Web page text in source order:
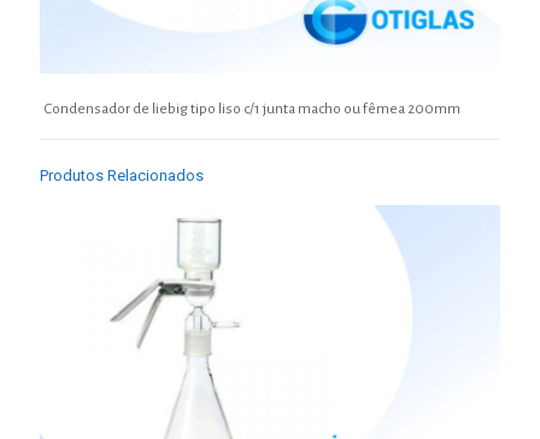
Condensador de liebig tipo liso c/1 junta macho ou fêmea 200mm
Produtos Relacionados